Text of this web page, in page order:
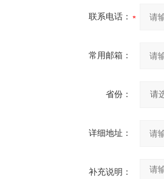
联系电话：
常用邮箱：
省份：
详细地址：
补充说明：